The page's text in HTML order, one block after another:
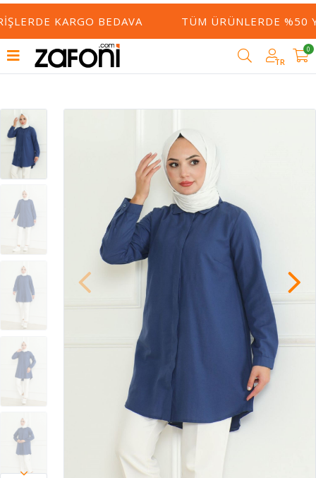
KARGO BEDAVA TÜM ÜRÜNLERDE %50
TR
0